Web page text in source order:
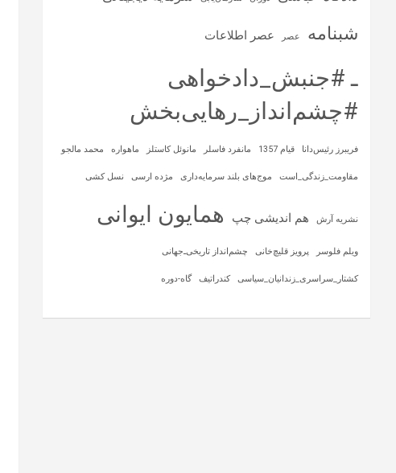
شبنامه عصر عصر اطلاعات
ـ #جنبش_دادخواهی
#چشم‌انداز_رهایی‌بخش
فریبرز رئیس‌دانا قیام 1357 مانفرد فاسلر مانوئل کاستلز ماهواره‌ محمد مالجو
مقاومت_زندگی_است موج‌های بلند سرمایه‌داری مژده ارسی نسل کشی
نشریه آرش هم اندیشی چپ همایون ایوانی
ویلم فلوسر پرویز قلیچ‌خانی چشم‌انداز تاریخی‌ـ‌جهانی
کشتار_سراسری_زندانیان_سیاسی کندراتیف گاه-دوره